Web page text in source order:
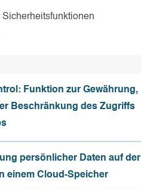
Funktion zur Gewährung,
Beschränkung des Zugriffs
persönlicher Daten auf der
einem Cloud-Speicher